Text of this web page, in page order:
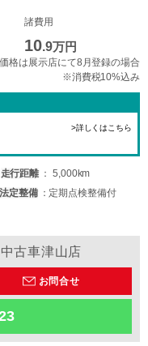
諸費用
10.9万円
格は展示店にて8月登録の場合
※消費税10%込み
>詳しくはこちら
走行距離
5,000km
法定整備
定期点検整備付
古車津山店
お問合せ